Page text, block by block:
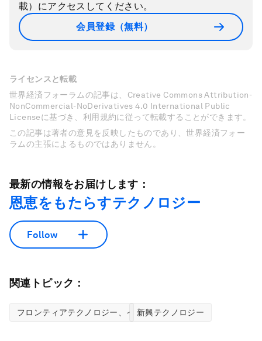
載）にアクセスしてください。
会員登録（無料）
ライセンスと転載
世界経済フォーラムの記事は、Creative Commons Attribution-
NonCommercial-NoDerivatives 4.0 International Public
Licenseに基づき、利用規約に従って転載することができます。
この記事は著者の意見を反映したものであり、世界経済フォー
ラムの主張によるものではありません。
最新の情報をお届けします：
恩恵をもたらすテクノロジー
Follow
関連トピック：
フロンティアテクノロジー、イノベーションセンター
新興テクノロジー